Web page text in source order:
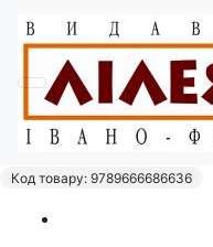
Головна Альбоми
Чмелик І.
Франківська"
Код товару: 9789666686636